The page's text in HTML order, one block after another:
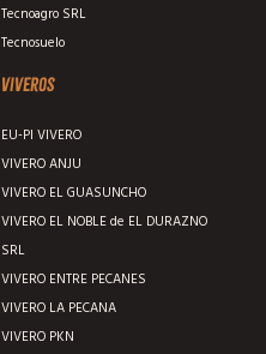
Tecnoagro SRL
Tecnosuelo
Viveros
EU-PI VIVERO
VIVERO ANJU
VIVERO EL GUASUNCHO
VIVERO EL NOBLE de EL DURAZNO
SRL
VIVERO ENTRE PECANES
VIVERO LA PECANA
VIVERO PKN